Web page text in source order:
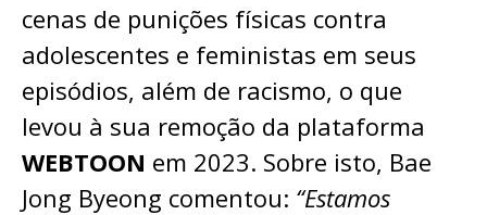
cenas de punições físicas contra
adolescentes e feministas em seus
episódios, além de racismo, o que
levou à sua remoção da plataforma
WEBTOON em 2023. Sobre isto, Bae
Jong Byeong comentou: “Estamos